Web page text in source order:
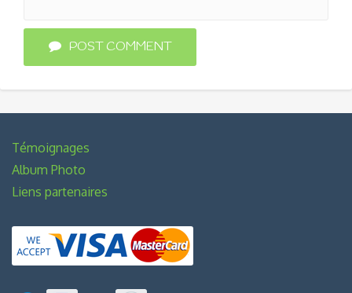
POST COMMENT
Témoignages
Album Photo
Liens partenaires